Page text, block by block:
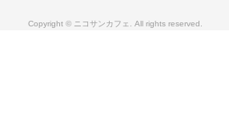
Copyright © ニコサンカフェ. All rights reserved.